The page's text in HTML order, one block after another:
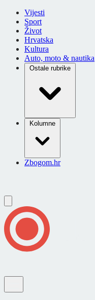
Vijesti
Sport
Život
Hrvatska
Kultura
Auto, moto & nautika
Ostale rubrike
Kolumne
Zbogom.hr